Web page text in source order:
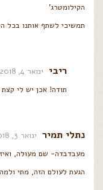
הקילומטרג'
תמשיכי לשתף אותנו בכל
ריבי ינואר 4, 2018 בשעה 8:51 pm
תודה! אכן יש לי קצת
נתלי תמיר ינואר 3, 2018 בשעה 6:53 pm
מעבדבדה- שם מעולה,
הגעת לעולם הזה, מתי